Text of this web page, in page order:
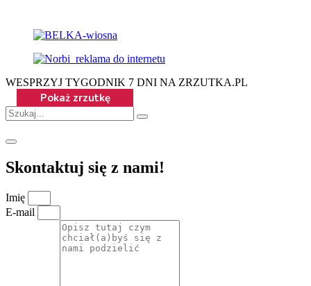
WESPRZYJ TYGODNIK 7 DNI NA ZRZUTKA.PL
Skontaktuj się z nami!
Imię
E-mail